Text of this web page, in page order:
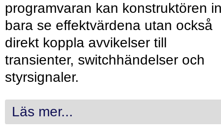
programvaran kan konstruktören
bara se effektvärdena utan också
direkt koppla avvikelser till
transienter, switchhändelser och
styrsignaler.
Läs mer...